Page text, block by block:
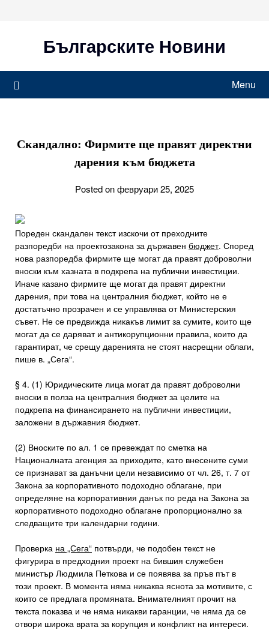
Българските Новини
Menu
Скандално: Фирмите ще правят директни
дарения към бюджета
Posted on февруари 25, 2025
Пореден скандален текст изскочи от преходните
разпоредби на проектозакона за държавен бюджет. Според
нова разпоредба фирмите ще могат да правят доброволни
вноски към хазната в подкрепа на публични инвестиции.
Иначе казано фирмите ще могат да правят директни
дарения, при това на централния бюджет, който не е
достатъчно прозрачен и се управлява от Министерския
съвет. Не се предвижда никакъв лимит за сумите, които ще
могат да се даряват и антикорупционни правила, които да
гарантират, че срещу даренията не стоят насрещни облаги,
пише в. „Сега“.
§ 4. (1) Юридическите лица могат да правят доброволни
вноски в полза на централния бюджет за целите на
подкрепа на финансирането на публични инвестиции,
заложени в държавния бюджет.
(2) Вноските по ал. 1 се превеждат по сметка на
Националната агенция за приходите, като внесените суми
се признават за данъчни цели независимо от чл. 26, т. 7 от
Закона за корпоративното подоходно облагане, при
определяне на корпоративния данък по реда на Закона за
корпоративното подоходно облагане пропорционално за
следващите три календарни години.
Проверка на „Сега“ потвърди, че подобен текст не
фигурира в предходния проект на бившия служебен
министър Людмила Петкова и се появява за пръв път в
този проект. В момента няма никаква яснота за мотивите, с
които се предлага промяната. Внимателният прочит на
текста показва и че няма никакви гаранции, че няма да се
отвори широка врата за корупция и конфликт на интереси.